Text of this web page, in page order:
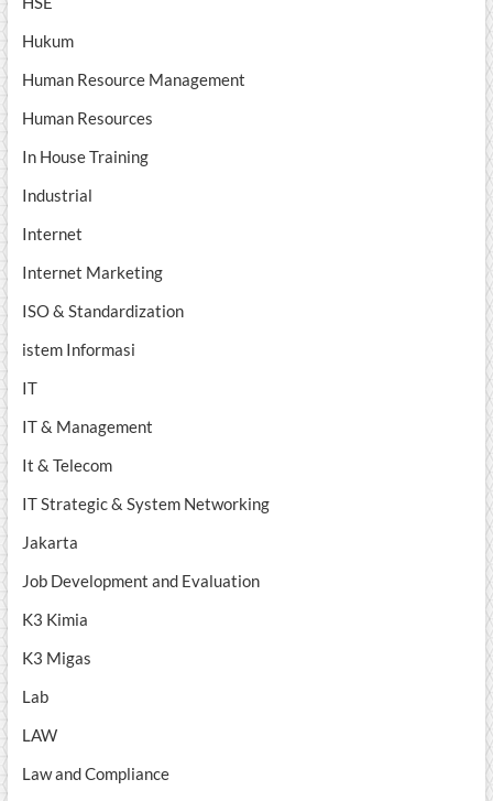
Hukum
Human Resource Management
Human Resources
In House Training
Industrial
Internet
Internet Marketing
ISO & Standardization
istem Informasi
IT
IT & Management
It & Telecom
IT Strategic & System Networking
Jakarta
Job Development and Evaluation
K3 Kimia
K3 Migas
Lab
LAW
Law and Compliance